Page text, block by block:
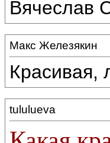
Вячеслав
Макс Железякин
Красивая,
tululueva